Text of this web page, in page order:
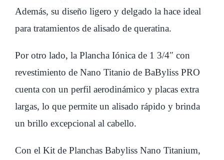
Además, su diseño ligero y delgado la hace ideal
para tratamientos de alisado de queratina.
Por otro lado, la Plancha Iónica de 1 3/4″ con
revestimiento de Nano Titanio de BaByliss PRO
cuenta con un perfil aerodinámico y placas extra
largas, lo que permite un alisado rápido y brinda
un brillo excepcional al cabello.
Con el Kit de Planchas Babyliss Nano Titanium,